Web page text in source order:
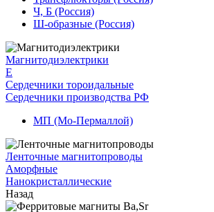
Ч, Б (Россия)
Ш-образные (Россия)
Магнитодиэлектрики
E
Сердечники тороидальные
Сердечники производства РФ
МП (Мо-Пермаллой)
Ленточные магнитопроводы
Аморфные
Нанокристаллические
Назад